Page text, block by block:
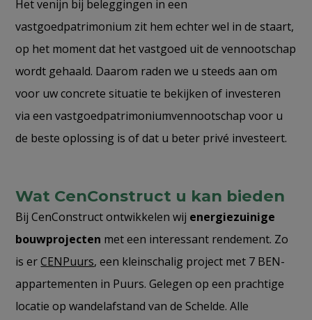
Het venijn bij beleggingen in een
vastgoedpatrimonium zit hem echter wel in de staart,
op het moment dat het vastgoed uit de vennootschap
wordt gehaald. Daarom raden we u steeds aan om
voor uw concrete situatie te bekijken of investeren
via een vastgoedpatrimoniumvennootschap voor u
de beste oplossing is of dat u beter privé investeert.
Wat CenConstruct u kan bieden
Bij CenConstruct ontwikkelen wij energiezuinige
bouwprojecten met een interessant rendement. Zo
is erCENPuurs, een kleinschalig project met 7 BEN-
appartementen in Puurs. Gelegen op een prachtige
locatie op wandelafstand van de Schelde. Alle